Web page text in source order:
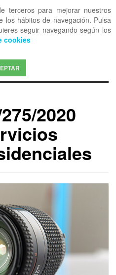
terceros para mejorar nuestros
los hábitos de navegación. Pulsa
seguir navegando según los
cookies
2020